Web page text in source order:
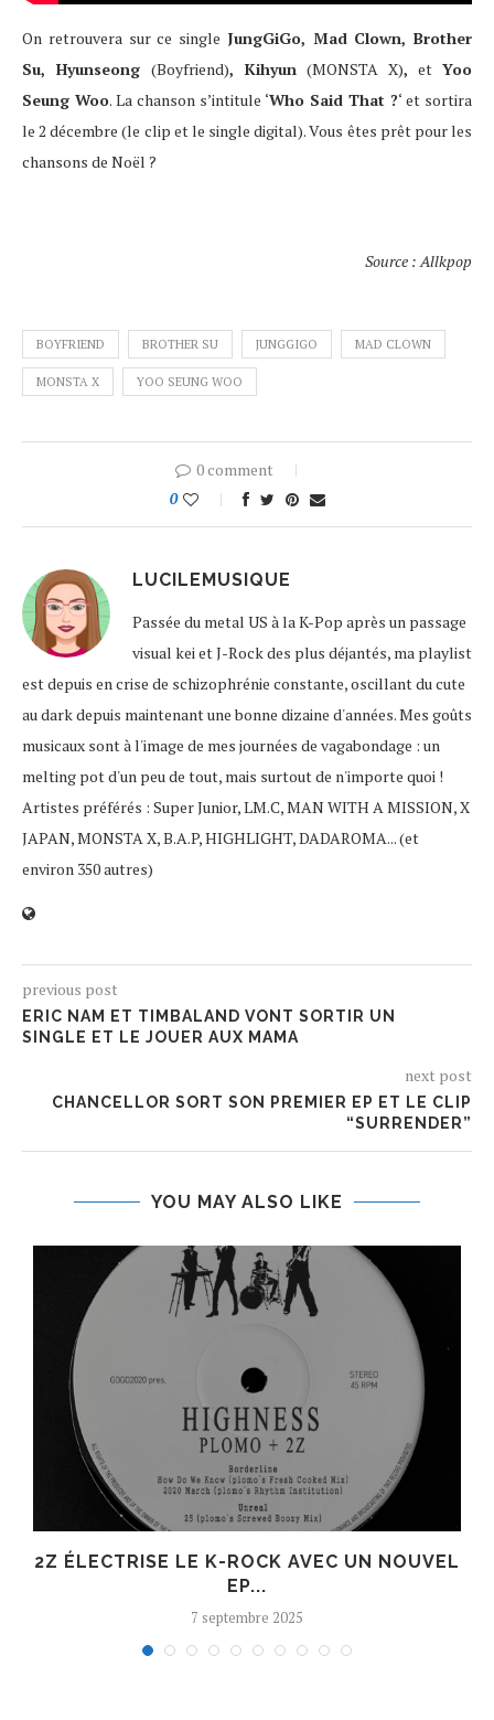
On retrouvera sur ce single JungGiGo, Mad Clown, Brother
Su, Hyunseong (Boyfriend), Kihyun(MONSTA X), etYoo
Seung Woo. La chanson s’intitule ‘Who Said That ?‘ et sortira
le 2 décembre (le clip et le single digital). Vous êtes prêt pour les
chansons de Noël ?
Source : Allkpop
BOYFRIEND BROTHER SU JUNGGIGO MAD CLOWN
MONSTA X YOO SEUNG WOO
0 comment
0
LUCILEMUSIQUE
Passée du metal US à la K-Pop après un passage
visual kei et J-Rock des plus déjantés, ma playlist
est depuis en crise de schizophrénie constante, oscillant du cute
au dark depuis maintenant une bonne dizaine d'années. Mes goûts
musicaux sont à l'image de mes journées de vagabondage : un
melting pot d'un peu de tout, mais surtout de n'importe quoi !
Artistes préférés : Super Junior, LM.C, MAN WITH A MISSION, X
JAPAN, MONSTA X, B.A.P, HIGHLIGHT, DADAROMA... (et
environ 350 autres)
previous post
ERIC NAM ET TIMBALAND VONT SORTIR UN
SINGLE ET LE JOUER AUX MAMA
next post
CHANCELLOR SORT SON PREMIER EP ET LE CLIP
“SURRENDER”
YOU MAY ALSO LIKE
2Z ÉLECTRISE LE K-ROCK AVEC UN NOUVEL
EP...
7 septembre 2025